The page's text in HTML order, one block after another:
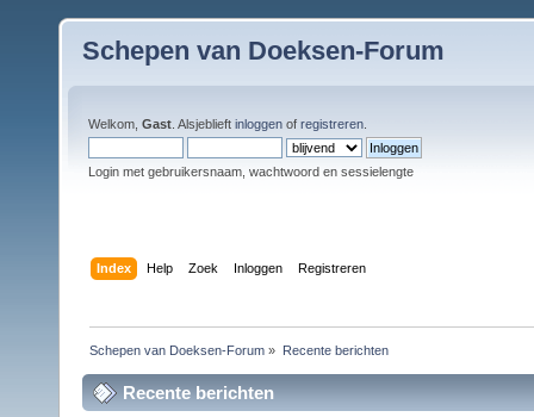
Schepen van Doeksen-Forum
Welkom, Gast . Alsjeblieft inloggen of registreren
Login met gebruikersnaam, wachtwoord en sessielengte
Index Help Zoek Inloggen Registreren
Schepen van Doeksen-Forum » Recente berichten
Recente berichten